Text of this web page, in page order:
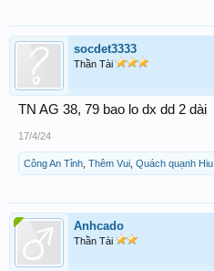
socdet3333
Thần Tài
TN AG 38, 79 bao lo dx dd 2 dài
17/4/24
Công An Tỉnh Thêm Vui Quách quạnh Hiu
Anhcado
Thần Tài